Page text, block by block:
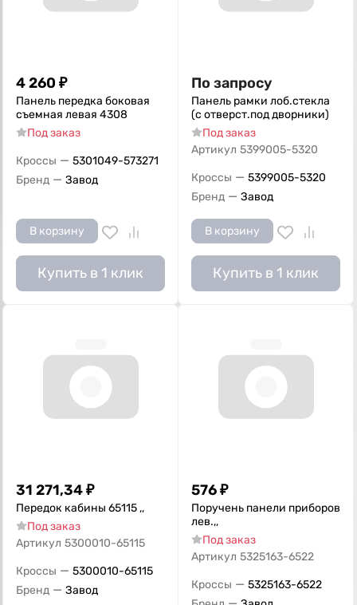
4 260 ₽
Панель передка боковая
съемная левая 4308
Под заказ
Кроссы — 5301049-573271
Бренд — Завод
В корзину
Купить в 1 клик
По запросу
Панель рамки лоб.стекла
(с отверст.под дворники)
Под заказ
Артикул 5399005-5320
Кроссы — 5399005-5320
Бренд — Завод
В корзину
Купить в 1 клик
31 271,34₽
Передок кабины 65115 ,,
Под заказ
Артикул 5300010-65115
Кроссы — 5300010-65115
Бренд — Завод
576₽
Поручень панели приборов
лев.,,
Под заказ
Артикул 5325163-6522
Кроссы — 5325163-6522